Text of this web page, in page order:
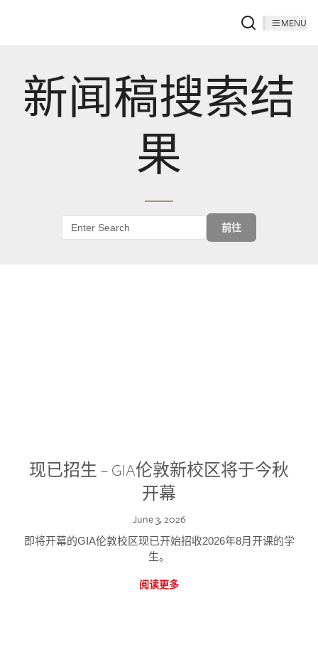
MENU
新闻稿搜索结
果
前往
现已招生 – GIA伦敦新校区将于今秋
开幕
June 3, 2026
即将开幕的GIA伦敦校区现已开始招收2026年8月开课的学
生。
阅读更多